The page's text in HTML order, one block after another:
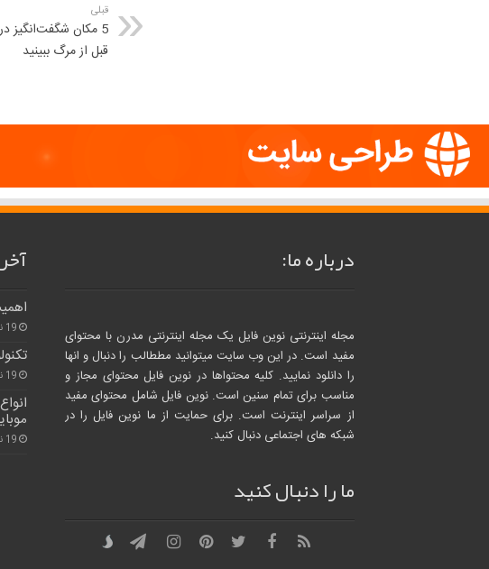
قبلی
5 مکان شگفت‌انگیز
قبل از مرگ ببینید
درباره ما:
مجله اینترنتی نوین فایل یک مجله اینترنتی مدرن با محتوای
مفید است. در این وب سایت میتوانید مططالب را دنبال و انها
را دانلود نمایید. کلیه محتواها در نوین فایل محتوای مجاز و
مناسب برای تمام سنین است. نوین فایل شامل محتوای مفید
از سراسر اینترنت است. برای حمایت از ما نوین فایل را در
شبکه های اجتماعی دنبال کنید.
ما را دنبال کنید
19 نوامبر, 2025
19 نوامبر, 2025
19 نوامبر, 2025